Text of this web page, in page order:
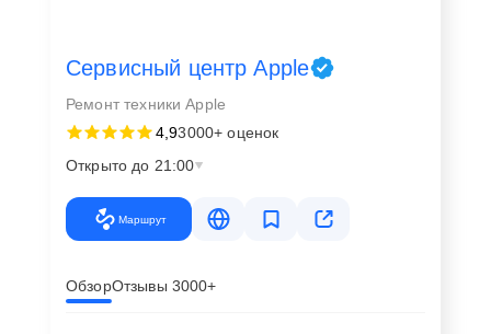
Сервисный центр Apple
Ремонт техники Apple
4,93000+ оценок
Открыто до 21:00
Маршрут
ОбзорОтзывы 3000+